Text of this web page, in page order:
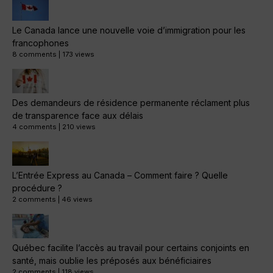
Le Canada lance une nouvelle voie d’immigration pour les
francophones
8 comments 173 views
Des demandeurs de résidence permanente réclament plus
de transparence face aux délais
4 comments 210 views
L’Entrée Express au Canada – Comment faire ? Quelle
procédure ?
2 comments 46 views
Québec facilite l’accès au travail pour certains conjoints en
santé, mais oublie les préposés aux bénéficiaires